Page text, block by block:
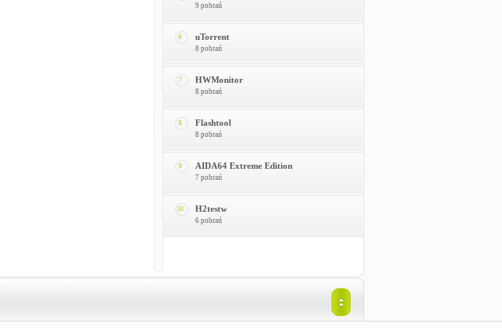
9 pobrań
6 uTorrent
8 pobrań
7 HWMonitor
8 pobrań
8 Flashtool
8 pobrań
9 AIDA64 Extreme Edition
7 pobrań
10 H2testw
6 pobrań